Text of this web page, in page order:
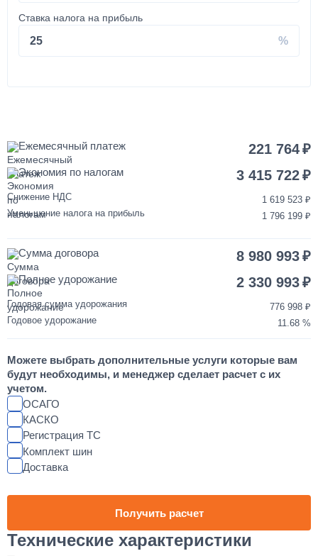
Покраска кабины КАМАЗ
40 000
1 день
от 2 до 3 дней
55 000
Установка магнитолы и динамиков в КАМАЗ
Наращивание кузова и бортов на КАМАЗ
Ставка налога на прибыль
25
Ежемесячный платеж 221 764
Экономия по налогам 3 415 722
Снижение НДС
1 619 523
Уменьшение налога на прибыль
1 796 199
Сумма договора 8 980 993
Полное удорожание 2 330 993
Годовая сумма удорожания
776 998
Годовое удорожание
11.68
Можете выбрать дополнительные услуги которые вам
будут необходимы, и менеджер сделает расчет с их
учетом.
ОСАГО
КАСКО
Регистрация ТС
Комплект шин
Доставка
Получить расчет
Технические характеристики